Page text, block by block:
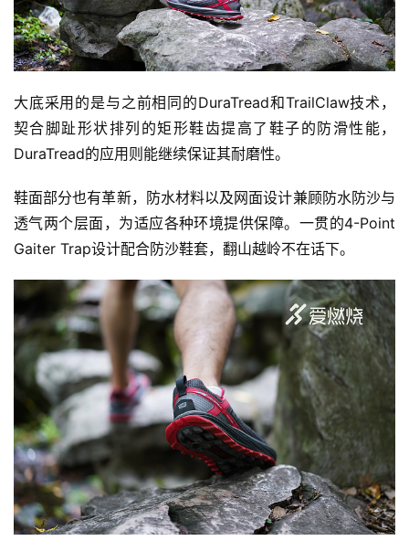
大底采用的是与之前相同的DuraTread和TrailClaw技术，
契合脚趾形状排列的矩形鞋齿提高了鞋子的防滑性能，
DuraTread的应用则能继续保证其耐磨性。
鞋面部分也有革新，防水材料以及网面设计兼顾防水防沙与
透气两个层面，为适应各种环境提供保障。一贯的4-Point
Gaiter Trap设计配合防沙鞋套，翻山越岭不在话下。